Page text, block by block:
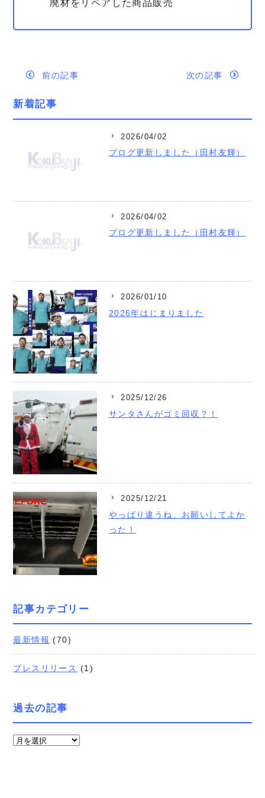
廃材をリペアした商品販売
前の記事 次の記事
新着記事
2026/04/02
ブログ更新しました（田村友輝）
2026/04/02
ブログ更新しました（田村友輝）
2026/01/10
2026年はじまりました
2025/12/26
サンタさんがゴミ回収？！
2025/12/21
やっぱり違うね、お願いしてよか
った！
記事カテゴリー
最新情報 (70)
プレスリリース (1)
過去の記事